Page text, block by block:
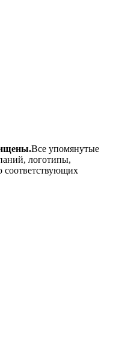
Все упомянутые
логотипы,
соответствующих